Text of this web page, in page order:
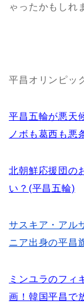
ゃったかもしれ
平昌オリンピッ
平昌五輪が悪天
ノボも葛西も悪
北朝鮮応援団の
い？(平昌五輪)
サスキア・アル
ニア出身の平昌
ミンユラのフィ
画！韓国平昌で